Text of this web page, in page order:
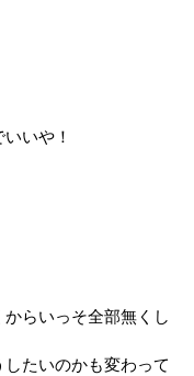
いや！
らいっそ全部無くし
たいのかも変わって